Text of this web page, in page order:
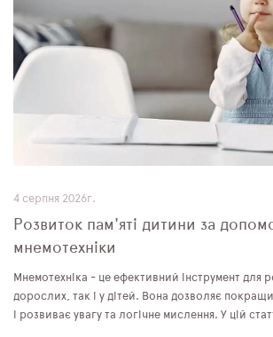
4 серпня 2026г.
Розвиток пам'яті дитини за
мнемотехніки
Мнемотехніка - це ефективний інструмент для
дорослих, так і у дітей. Вона дозволяє
і розвиває увагу та логічне мислення. У цій